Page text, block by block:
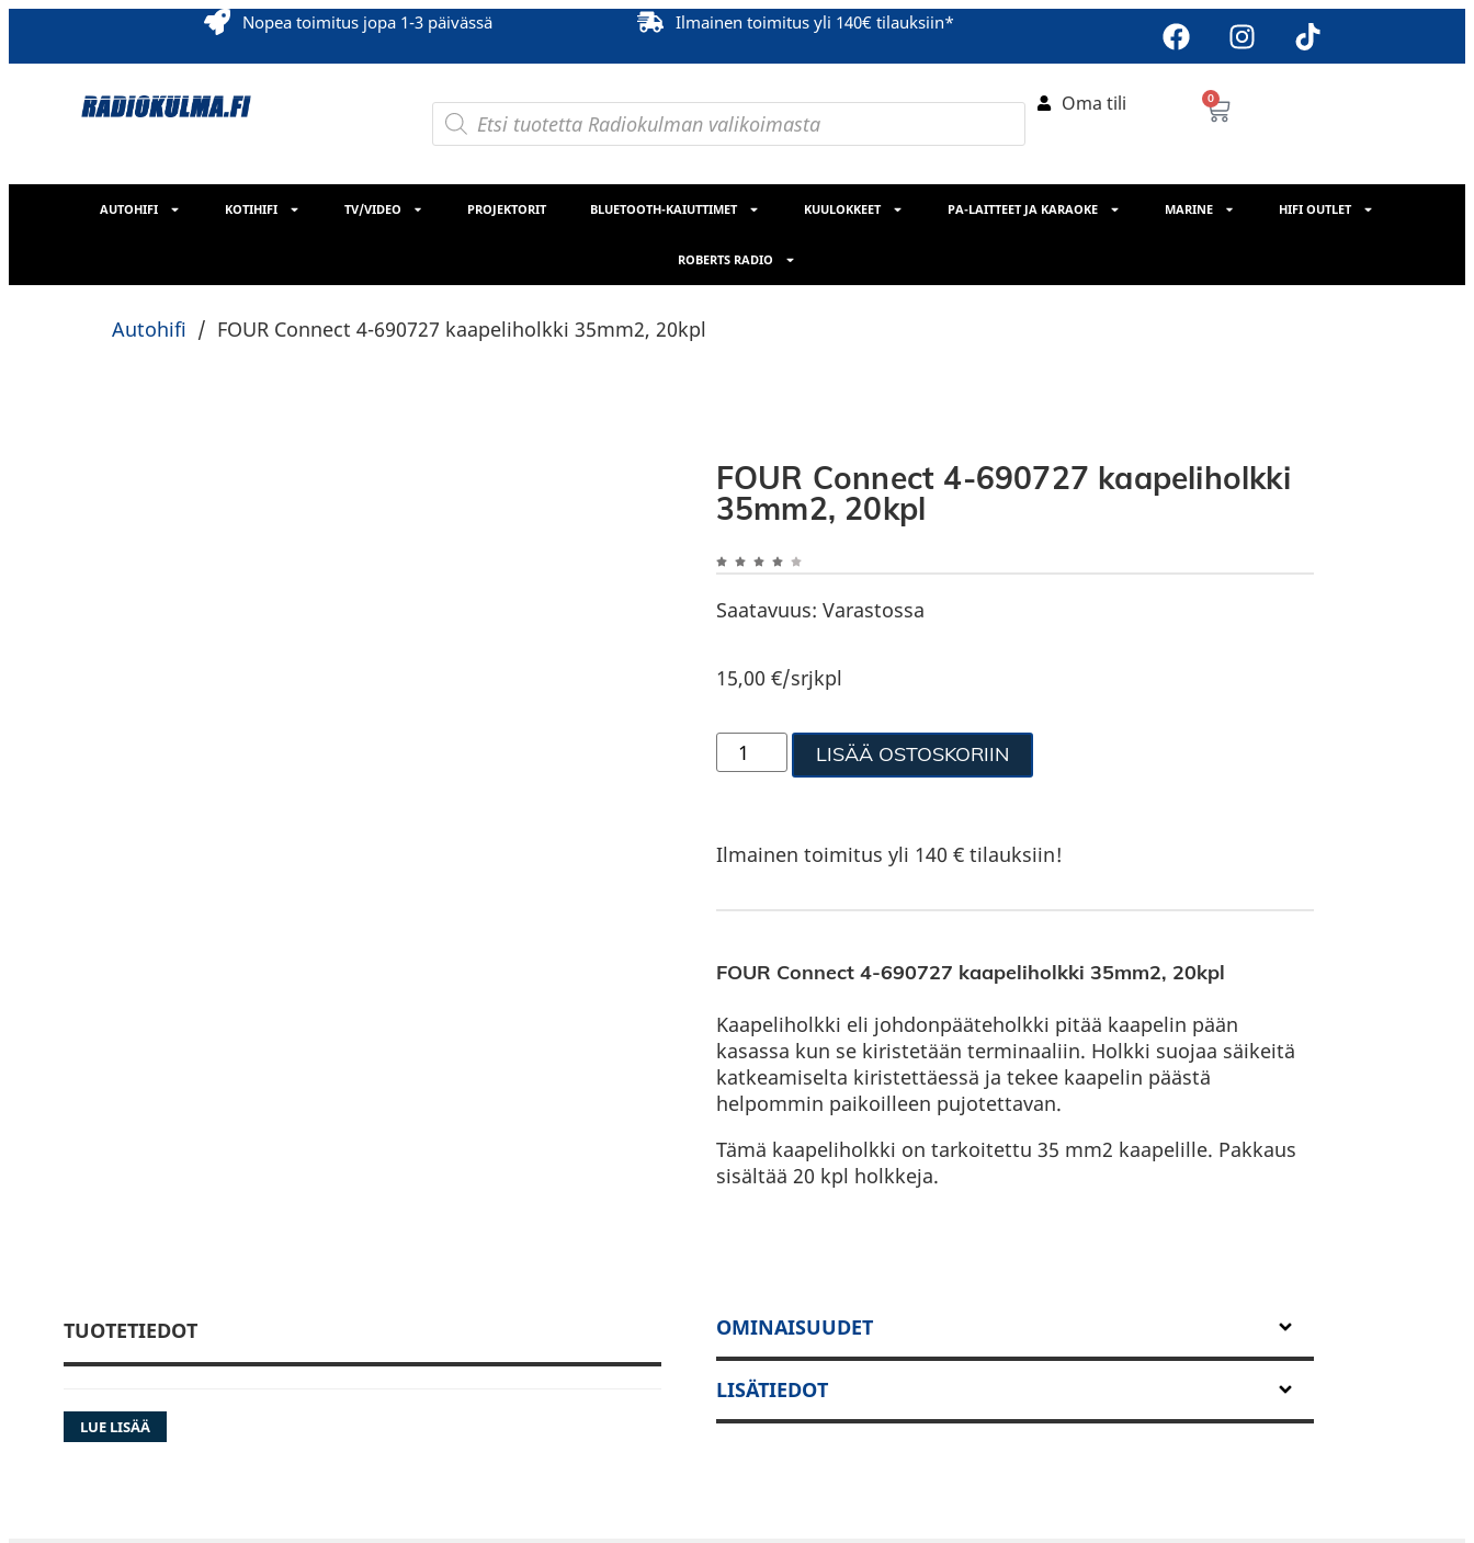
Nopea toimitus jopa 1-3 päivässä Ilmainen toimitus yli 140€ tilauksiin*
Oma tili 0
AUTOHIFI KOTIHIFI TV/VIDEO PROJEKTORIT BLUETOOTH-KAIUTTIMET KUULOKKEET PA-LAITTEET JA KARAOKE MARINE HIFI OUTLET
ROBERTS RADIO
Autohifi / FOUR Connect 4-690727 kaapeliholkki 35mm2, 20kpl
FOUR Connect 4-690727 kaapeliholkki
35mm2, 20kpl
Saatavuus: Varastossa
15,00 €/srjkpl
LISÄÄ OSTOSKORIIN
Ilmainen toimitus yli 140 € tilauksiin!
FOUR Connect 4-690727 kaapeliholkki 35mm2, 20kpl
Kaapeliholkki eli johdonpääteholkki pitää kaapelin pään
kasassa kun se kiristetään terminaaliin. Holkki suojaa säikeitä
katkeamiselta kiristettäessä ja tekee kaapelin päästä
helpommin paikoilleen pujotettavan.
Tämä kaapeliholkki on tarkoitettu 35 mm2 kaapelille. Pakkaus
sisältää 20 kpl holkkeja.
TUOTETIEDOT
LUE LISÄÄ
OMINAISUUDET
LISÄTIEDOT